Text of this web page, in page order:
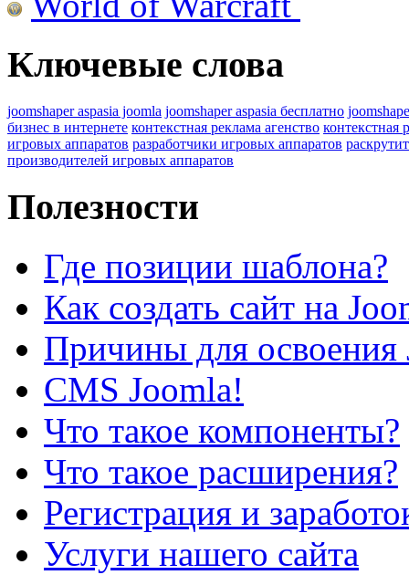
Ключевые слова
joomshaper aspasia joomla joomshaper aspasia бесплатно
бизнес в интернете контекстная реклама агенство контекстная
игровых аппаратов разработчики игровых аппаратов
производителей игровых аппаратов
Полезности
Где позиции шаблона?
Как создать сайт на
Причины для освоения
CMS Joomla!
Что такое компоненты?
Что такое расширения?
Регистрация и
Услуги нашего сайта